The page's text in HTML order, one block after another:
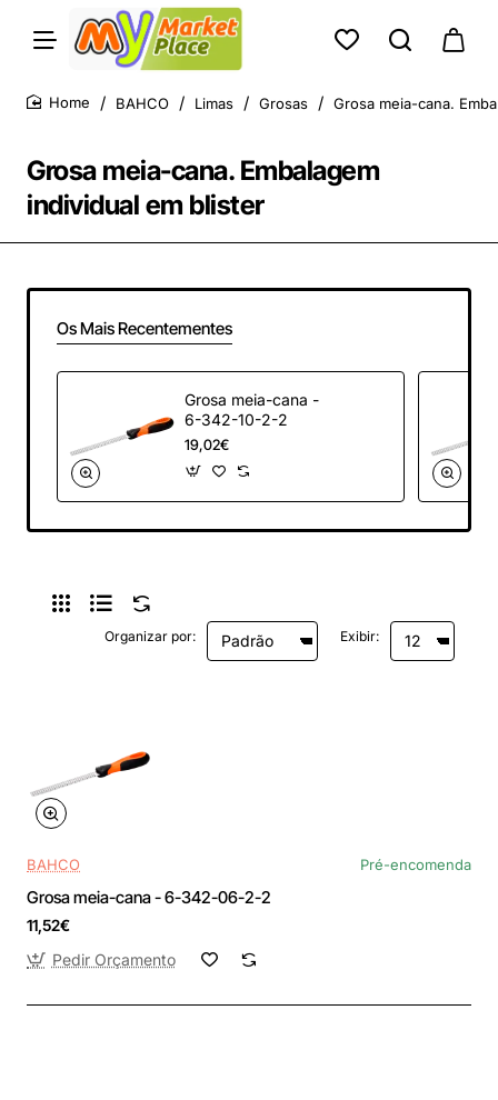
Grosa meia-cana. Embalagem
individual em blister
BAHCO Limas Grosas Grosa meia-cana.
Os Mais Recentementes
Grosa meia-cana -
6-342-10-2-2
19,02€
Organizar por: Exibir:
BAHCO Pré-encomenda
Grosa meia-cana - 6-342-06-2-2
11,52€
Pedir Orçamento